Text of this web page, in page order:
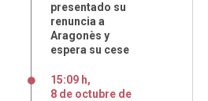
presentado su
renuncia a
Aragonès y
espera su cese
15:09 h,
8 de octubre de